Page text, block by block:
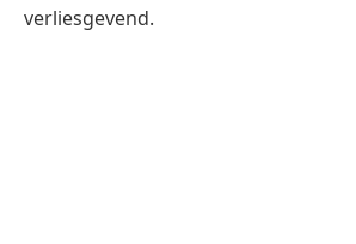
verliesgevend.